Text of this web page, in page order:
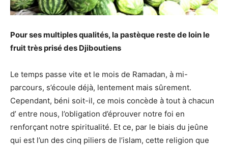
Pour ses multiples qualités, la pastèque reste de loin le
fruit très prisé des Djiboutiens
Le temps passe vite et le mois de Ramadan, à mi-
parcours, s’écoule déjà, lentement mais sûrement.
Cependant, béni soit-il, ce mois concède à tout à chacun
d’ entre nous, l’obligation d’éprouver notre foi en
renforçant notre spiritualité. Et ce, par le biais du jeûne
qui est l’un des cinq piliers de l’islam, cette religion que